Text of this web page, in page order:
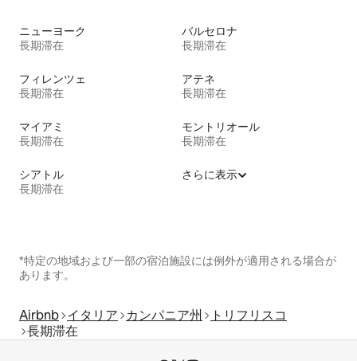
ニューヨーク
長期滞在
バルセロナ
長期滞在
フィレンツェ
長期滞在
アテネ
長期滞在
マイアミ
長期滞在
モントリオール
長期滞在
シアトル
長期滞在
さらに表示
*特定の地域および一部の宿泊施設には例外が適用される場合が
あります。
Airbnb イタリア カンパニア州
トリフリスコ
長期滞在